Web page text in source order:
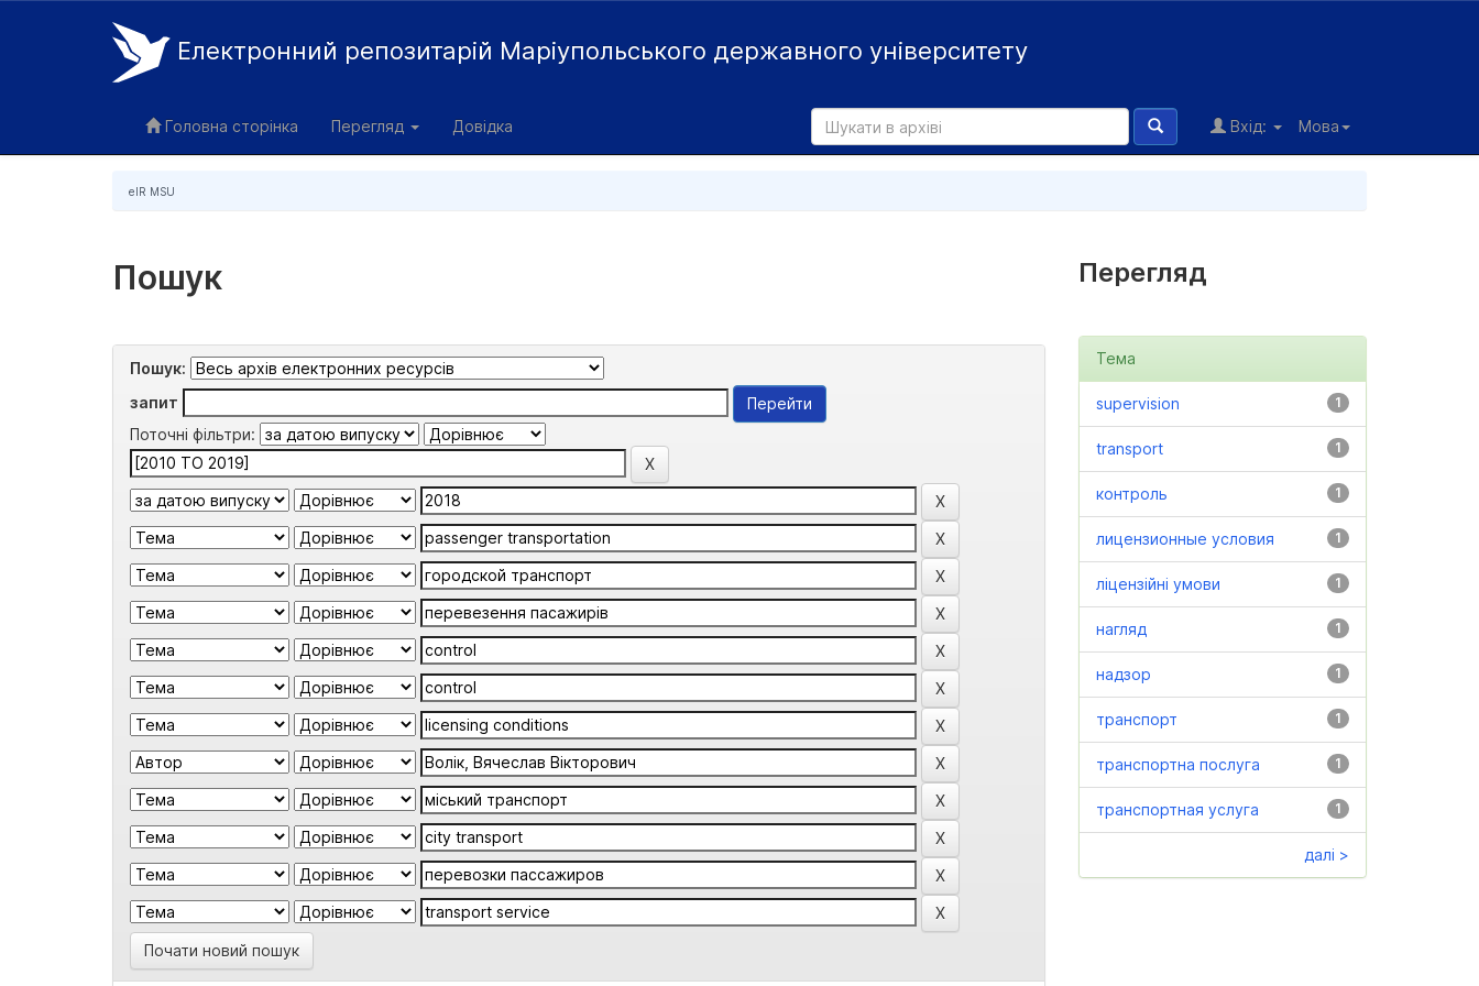
Електронний репозитарій Маріупольського державного університету
Головна сторінка Перегляд Довідка Мова
Вхід:
eIR MSU
Пошук
Пошук:
запит
Поточні фільтри:
Почати новий пошук
Перегляд
Тема
1
supervision
1
transport
1
контроль
1
лицензионные условия
1
ліцензійні умови
1
нагляд
1
надзор
1
транспорт
1
транспортна послуга
1
транспортная услуга
далі >